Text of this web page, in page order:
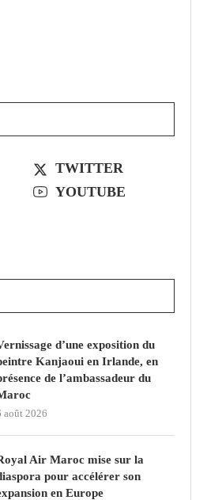
TWITTER
YOUTUBE
d’une exposition du
Kanjaoui en Irlande, en
de l’ambassadeur du
août 2026
Air Maroc mise sur la
pour accélérer son
en Europe